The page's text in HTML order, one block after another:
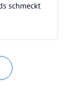
schmeckt